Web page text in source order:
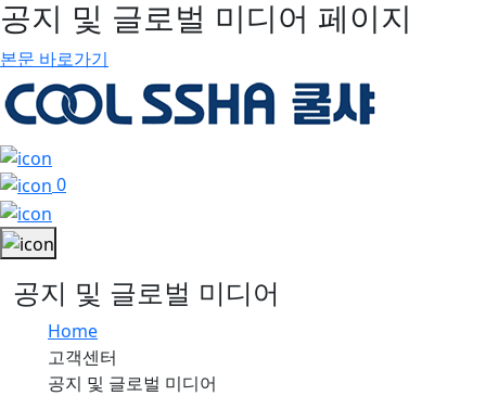
공지 및 글로벌 미디어 페이지
본문 바로가기
0
공지 및 글로벌 미디어
Home
고객센터
공지 및 글로벌 미디어